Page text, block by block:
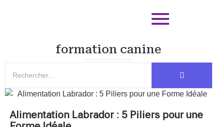
formation canine
Alimentation Labrador : 5 Piliers pour une